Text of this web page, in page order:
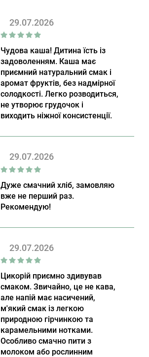
29.07.2026
Чудова каша! Дитина їсть із
задоволенням. Каша має
приємний натуральний смак і
аромат фруктів, без надмірної
солодкості. Легко розводиться,
не утворює грудочок і
виходить ніжної консистенції.
29.07.2026
Дуже смачний хліб, замовляю
вже не перший раз.
Рекомендую!
29.07.2026
Цикорій приємно здивував
смаком. Звичайно, це не кава,
але напій має насичений,
м'який смак із легкою
природною гірчинкою та
карамельними нотками.
Особливо смачно пити з
молоком або рослинним